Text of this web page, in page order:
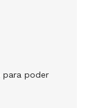
para poder